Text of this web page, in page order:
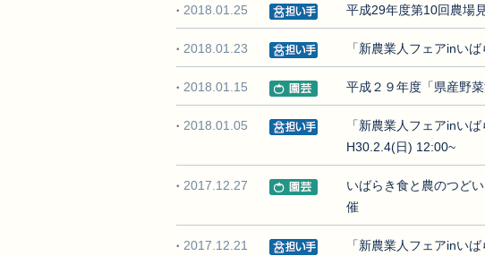
2018.01.25 平成29年度第10回農場
2018.01.23 「新農業人フェアinい
2018.01.15 平成２９年度「県産野
2018.01.05
「新農業人フェアinい
H30.2.4(日) 12:00~
2017.12.27
いばらき食と農のつど
催
2017.12.21
「新農業人フェアinい